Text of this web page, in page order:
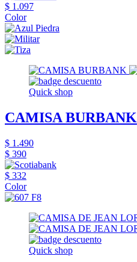
$ 1.097
Color
Quick shop
CAMISA BURBANK
$ 1.490
$ 390
$ 332
Color
Quick shop